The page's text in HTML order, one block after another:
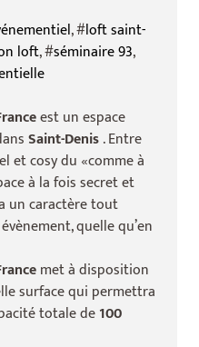
, #loft saint-
loft, #séminaire 93,
est un espace
Saint-Denis. Entre
et cosy du «comme à
à la fois secret et
un caractère tout
quelle qu’en
met à disposition
surface qui permettra
totale de100